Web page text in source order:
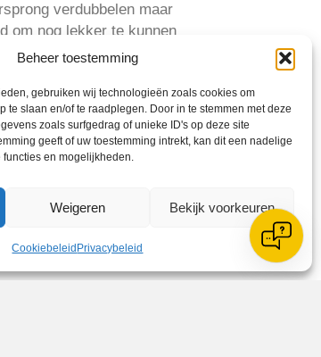
Beheer toestemming
gebruiken wij technologieën zoals cookies om
te slaan en/of te raadplegen. Door in te stemmen met deze
zoals surfgedrag of unieke ID's op deze site
geeft of uw toestemming intrekt, kan dit een nadelige
en mogelijkheden.
Weigeren Bekijk voorkeuren
Cookiebeleid Privacybeleid
verdubbelen maar
om nog lekker te kunnen
een lange solo
redelijk goed
want dan staat de
kunnen jullie laten zien